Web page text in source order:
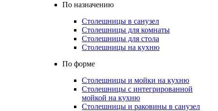
По назначению
Столешницы в санузел
Столешницы для комнаты
Столешницы для стола
Столешницы на кухню
По форме
Столешницы и мойки на кухню
Столешницы с интегрированной
мойкой на кухню
Столешницы и раковины в санузел